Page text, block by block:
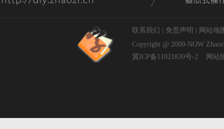
联系我们 免责声明
网站地
Copyright @ 2000-NOW
冀ICP备11021830号-2
网站